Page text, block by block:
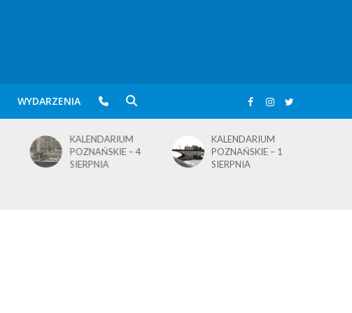
WYDARZENIA
KALENDARIUM
POZNAŃSKIE – 1
SIERPNIA
BLusowe święto nad
wielkopolskim
jeziorem